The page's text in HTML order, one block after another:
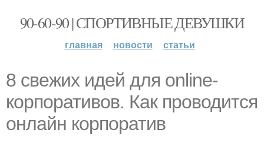
90-60-90 | СПОРТИВНЫЕ ДЕВУШКИ
главная новости статьи
8 свежих идей для online-
корпоративов. Как проводится
онлайн корпоратив